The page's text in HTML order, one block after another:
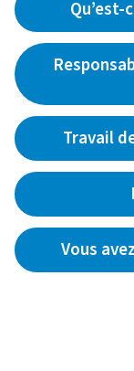
Qu’est-
Travail
Vous